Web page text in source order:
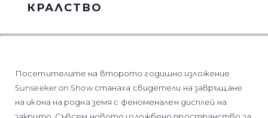
ОЦЕНЕТЕ ВАШАТА ЯХТА
КРАЛСТВО
Посетителите на второто годишно изложение
Sunseeker on Show станаха свидетели на завръщане
на икона на родна земя с феноменален дисплей на